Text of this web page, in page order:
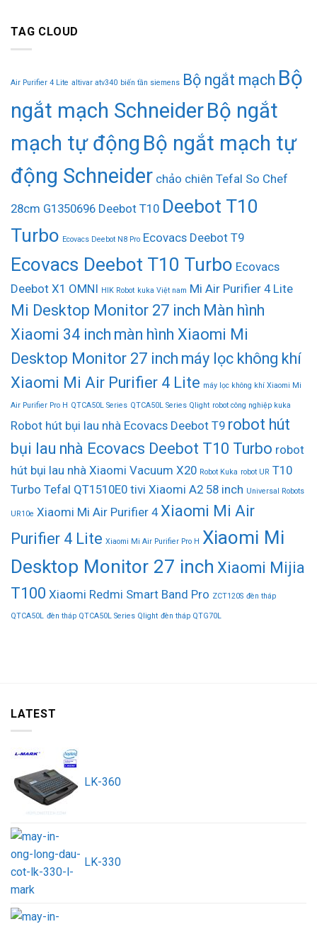
TAG CLOUD
Air Purifier 4 Lite altivar atv340 biến tần siemens Bộ ngắt mạch Bộ
ngắt mạch SchneiderBộ ngắt
mạch tự động Bộ ngắt mạch tự
động Schneider chảo chiên Tefal So Chef
28cm G1350696 Deebot T10 Deebot T10
Turbo Ecovacs Deebot N8 Pro Ecovacs Deebot T9
Ecovacs Deebot T10 Turbo Ecovacs
Deebot X1 OMNI HIK Robot kuka Việt nam Mi Air Purifier 4 Lite
Mi Desktop Monitor 27 inch Màn hình
Xiaomi 34 inch màn hình Xiaomi Mi
Desktop Monitor 27 inch máy lọc không khí
Xiaomi Mi Air Purifier 4 Lite máy lọc không khí Xiaomi Mi
Air Purifier Pro H QTCA50L Series QTCA50L Series Qlight robot công nghiệp kuka
Robot hút bụi lau nhà Ecovacs Deebot T9 robot hút
bụi lau nhà Ecovacs Deebot T10 Turbo robot
hút bụi lau nhà Xiaomi Vacuum X20 Robot Kuka robot UR T10
Turbo Tefal QT1510E0 tivi Xiaomi A2 58 inch Universal Robots
UR10e Xiaomi Mi Air Purifier 4 Xiaomi Mi Air
Purifier 4 Lite Xiaomi Mi Air Purifier Pro H Xiaomi Mi
Desktop Monitor 27 inch Xiaomi Mijia
T100 Xiaomi Redmi Smart Band Pro ZCT120S đèn tháp
QTCA50L đèn tháp QTCA50L Series Qlight đèn tháp QTG70L
LATEST
LK-360
LK-330